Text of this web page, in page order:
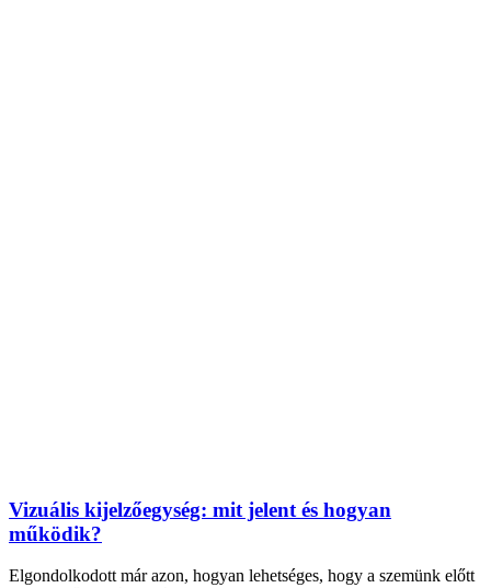
Vizuális kijelzőegység: mit jelent és hogyan
működik?
Elgondolkodott már azon, hogyan lehetséges, hogy a szemünk előtt